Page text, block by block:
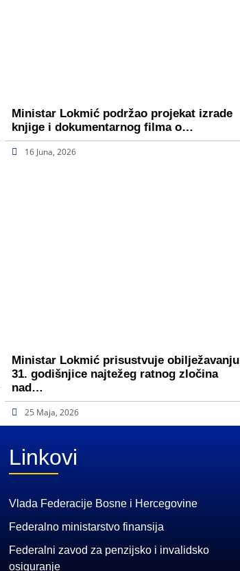
Ministar Lokmić podržao projekat izrade
knjige i dokumentarnog filma o…
16 Juna, 2026
Ministar Lokmić prisustvuje obilježavanju
31. godišnjice najtežeg ratnog zločina
nad…
25 Maja, 2026
Linkovi
Vlada Federacije Bosne i Hercegovine
Federalno ministarstvo finansija
Federalni zavod za penzijsko i invalidsko
osiguranje